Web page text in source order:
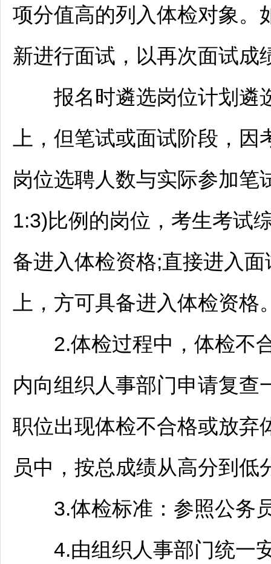
项分值高的列入体检对象。
新进行面试，以再次面试成
报名时遴选岗位计划遴
上，但笔试或面试阶段，
岗位选聘人数与实际参加笔
1:3)比例的岗位，考生考试
备进入体检资格;直接进入
上，方可具备进入体检资格
2.体检过程中，体检不合
内向组织人事部门申请复查
职位出现体检不合格或放弃
员中，按总成绩从高分到
3.体检标准：参照公务
4.由组织人事部门统一安